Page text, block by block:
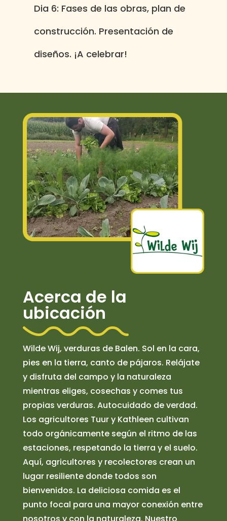
Dia 6: Fases de las obras, plan de
construcción. Presentación de
diseños. ¡A celebrar!
Acerca de la
ubicación
Wilde Wij, verduras de Balen. Sol en la cara,
pies en la tierra, canto de pájaros. Relájate
y disfruta del campo y la naturaleza
mientras eliges, cosechas y comes tus
propias verduras. Autocuidado de verdad.
Los agricultores Tuur y Kathleen cultivan
todo orgánicamente según el ritmo de las
estaciones, respetando la tierra y el suelo.
Aquí, agricultores y recolectores crean un
lugar resiliente donde todos son
bienvenidos. La deliciosa comida es el
punto focal para una mayor conexión entre